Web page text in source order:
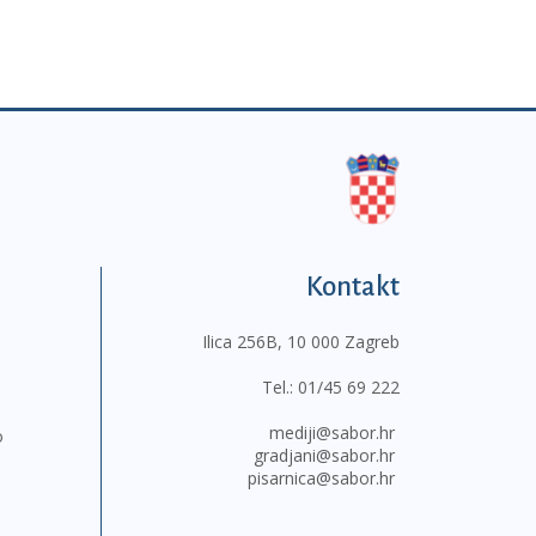
Kontakt
Ilica 256B, 10 000 Zagreb
Tel.: 01/45 69 222
mediji@sabor.hr
gradjani@sabor.hr
pisarnica@sabor.hr